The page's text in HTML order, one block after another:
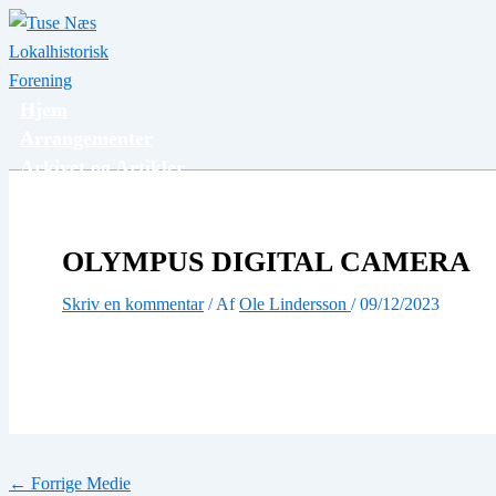
Gå
til
indholdet
Arkivet og Artikler
Bilv medlem
OLYMPUS DIGITAL CAMERA
Skriv en kommentar / AfOle Lindersson /09/12/2023
← Forrige Medie
Navn*